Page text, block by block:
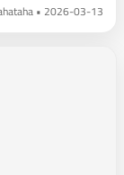
2026-03-13 • Tahataha